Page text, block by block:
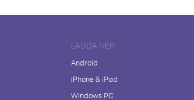
LADDA NER
Android
iPhone & iPad
Windows PC